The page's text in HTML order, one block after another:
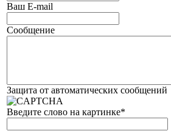
Ваш E-mail
Сообщение
Защита от автоматических сообщений
Введите слово на картинке*